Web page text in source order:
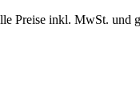
Preise inkl. MwSt. und